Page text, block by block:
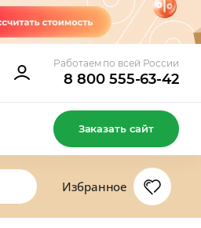
Работаем по всей России
8 800 555-63-42
Заказать сайт
Избранное